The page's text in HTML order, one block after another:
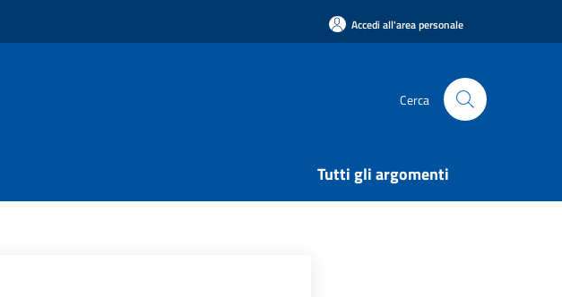
Accedi all'area personale
Cerca
Tutti gli argomenti